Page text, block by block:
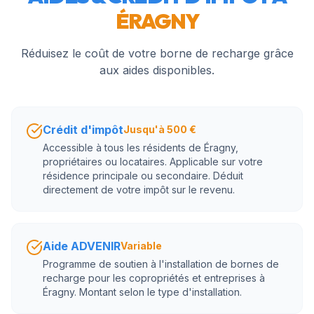
ÉRAGNY
Réduisez le coût de votre borne de recharge grâce
aux aides disponibles.
Crédit d'impôtJusqu'à 500 €
Accessible à tous les résidents de Éragny,
propriétaires ou locataires. Applicable sur votre
résidence principale ou secondaire. Déduit
directement de votre impôt sur le revenu.
Aide ADVENIRVariable
Programme de soutien à l'installation de bornes de
recharge pour les copropriétés et entreprises à
Éragny. Montant selon le type d'installation.